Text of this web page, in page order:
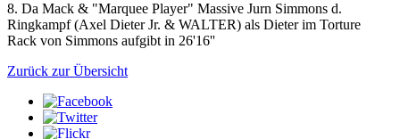
8. Da Mack & "Marquee Player" Massive Jurn Simmons d.
Ringkampf (Axel Dieter Jr. & WALTER) als Dieter im Torture
Rack von Simmons aufgibt in 26'16''
Zurück zur Übersicht